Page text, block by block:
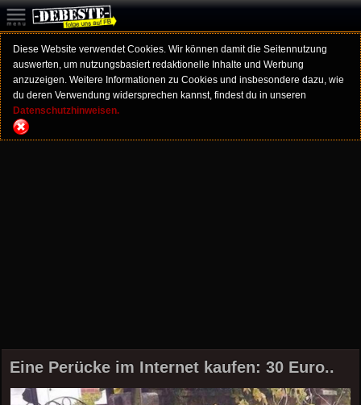
Diese Website verwendet Cookies. Wir können damit die Seitennutzung
auswerten, um nutzungsbasiert redaktionelle Inhalte und Werbung
anzuzeigen. Weitere Informationen zu Cookies und insbesondere dazu, wie
du deren Verwendung widersprechen kannst, findest du in unseren
Datenschutzhinweisen.
Eine Perücke im Internet kaufen: 30 Euro..